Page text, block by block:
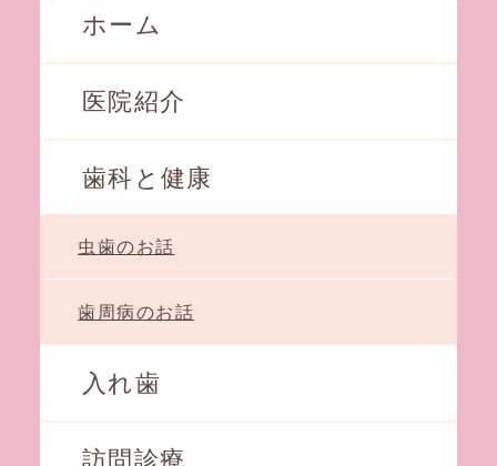
ホーム
医院紹介
歯科と健康
虫歯のお話
歯周病のお話
入れ歯
訪問診療